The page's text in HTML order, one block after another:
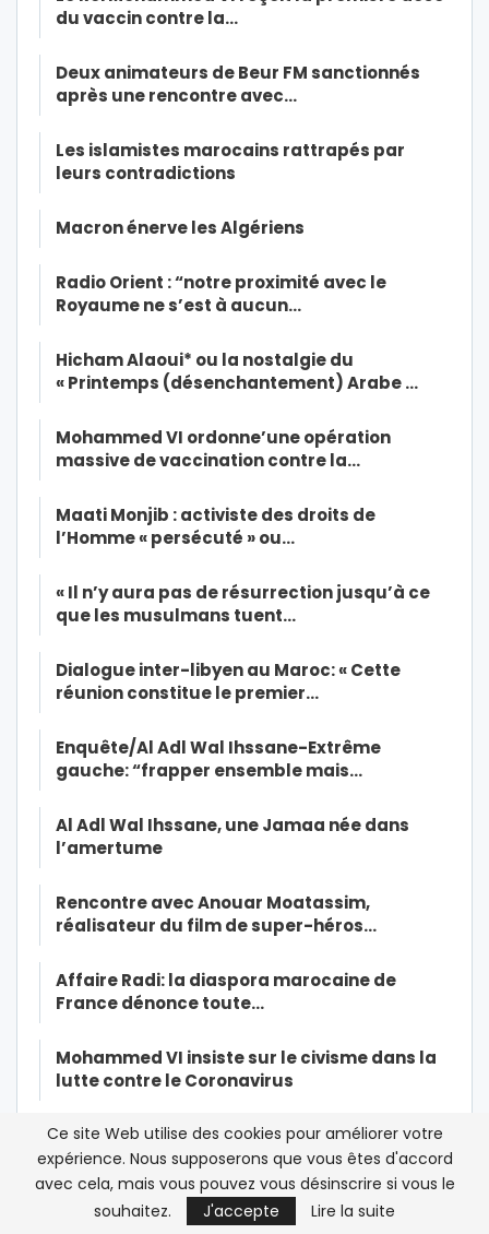
du vaccin contre la…
Deux animateurs de Beur FM sanctionnés
après une rencontre avec…
Les islamistes marocains rattrapés par
leurs contradictions
Macron énerve les Algériens
Radio Orient : “notre proximité avec le
Royaume ne s’est à aucun…
Hicham Alaoui* ou la nostalgie du
« Printemps (désenchantement) Arabe …
Mohammed VI ordonne’une opération
massive de vaccination contre la…
Maati Monjib : activiste des droits de
l’Homme « persécuté » ou…
« Il n’y aura pas de résurrection jusqu’à ce
que les musulmans tuent…
Dialogue inter-libyen au Maroc: « Cette
réunion constitue le premier…
Enquête/Al Adl Wal Ihssane-Extrême
gauche: “frapper ensemble mais…
Al Adl Wal Ihssane, une Jamaa née dans
l’amertume
Rencontre avec Anouar Moatassim,
réalisateur du film de super-héros…
Affaire Radi: la diaspora marocaine de
France dénonce toute…
Mohammed VI insiste sur le civisme dans la
lutte contre le Coronavirus
Maroc/Affaire Omar Radi: la tribune de trop
pour Orient XXI
Affaire Radi/Viol: « Je sentais son odeur
Ce site Web utilise des cookies pour améliorer votre
expérience. Nous supposerons que vous êtes d'accord
avec cela, mais vous pouvez vous désinscrire si vous le
souhaitez.
J'accepte Lire la suite